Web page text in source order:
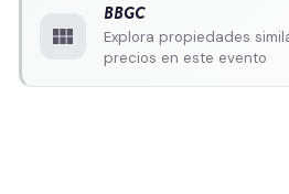
view_module
BBGC
Explora propiedades
precios en este evento